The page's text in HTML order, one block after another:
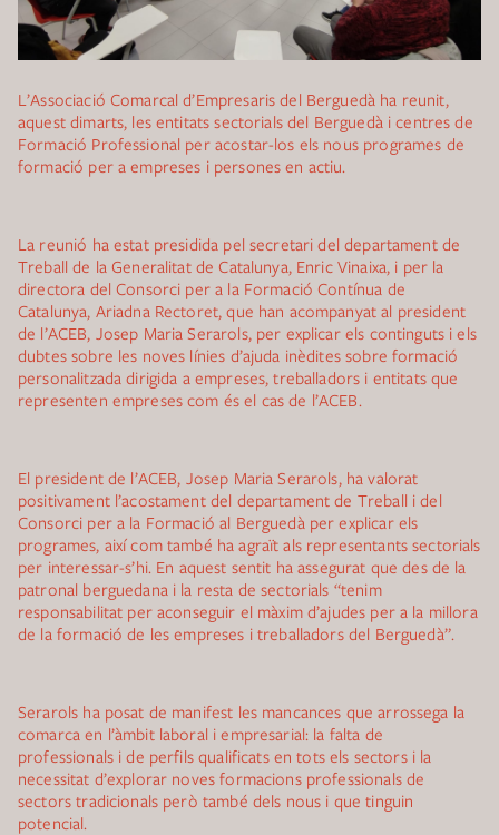
L’Associació Comarcal d’Empresaris del Berguedà ha reunit,
aquest dimarts, les entitats sectorials del Berguedà i centres de
Formació Professional per acostar-los els nous programes de
formació per a empreses i persones en actiu.
La reunió ha estat presidida pel secretari del departament de
Treball de la Generalitat de Catalunya, Enric Vinaixa, i per la
directora del Consorci per a la Formació Contínua de
Catalunya, Ariadna Rectoret, que han acompanyat al president
de l’ACEB, Josep Maria Serarols, per explicar els continguts i els
dubtes sobre les noves línies d’ajuda inèdites sobre formació
personalitzada dirigida a empreses, treballadors i entitats que
representen empreses com és el cas de l’ACEB.
El president de l’ACEB, Josep Maria Serarols, ha valorat
positivament l’acostament del departament de Treball i del
Consorci per a la Formació al Berguedà per explicar els
programes, així com també ha agraït als representants sectorials
per interessar-s’hi. En aquest sentit ha assegurat que des de la
patronal berguedana i la resta de sectorials “tenim
responsabilitat per aconseguir el màxim d’ajudes per a la millora
de la formació de les empreses i treballadors del Berguedà”.
Serarols ha posat de manifest les mancances que arrossega la
comarca en l’àmbit laboral i empresarial: la falta de
professionals i de perfils qualificats en tots els sectors i la
necessitat d’explorar noves formacions professionals de
sectors tradicionals però també dels nous i que tinguin
potencial.